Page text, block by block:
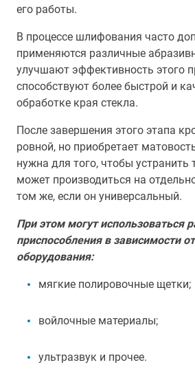
его работы.
В процессе шлифования часто
применяются различные
улучшают эффективность этого
способствуют более быстрой и
обработке края стекла.
После завершения этого этапа
ровной, но приобретает
нужна для того, чтобы
может производиться на
том же, если он универсальный.
При этом могут использоваться
приспособления в зависимости
оборудования:
мягкие полировочные щетки;
войлочные материалы;
ультразвук и прочее.